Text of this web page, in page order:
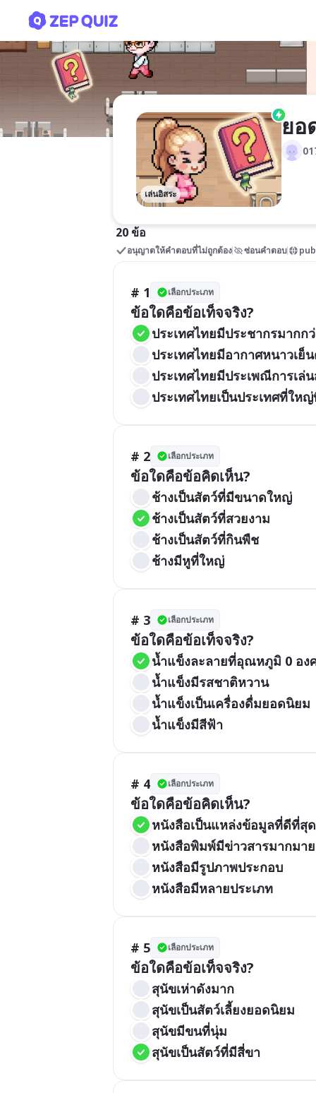
เล่นอิสระ
ยอ
20 ข้อ
อนุญาตให้คำตอบที่ไม่ถูกต้อง ซ่อนคำตอบ
# 1 เลือกประเภท
ข้อใดคือข้อเท็จจริง?
ประเทศไทยมีประชากรมากก
ประเทศไทยมีอากาศหนาวเย็
ประเทศไทยมีประเพณีการเล่
ประเทศไทยเป็นประเทศที่ให
# 2 เลือกประเภท
ข้อใดคือข้อคิดเห็น?
ช้างเป็นสัตว์ที่มีขนาดใหญ่
ช้างเป็นสัตว์ที่สวยงาม
ช้างเป็นสัตว์ที่กินพืช
ช้างมีหูที่ใหญ่
# 3 เลือกประเภท
ข้อใดคือข้อเท็จจริง?
น้ำแข็งละลายที่อุณหภูมิ 0 อง
น้ำแข็งมีรสชาติหวาน
น้ำแข็งเป็นเครื่องดื่มยอดนิยม
น้ำแข็งมีสีฟ้า
# 4 เลือกประเภท
ข้อใดคือข้อคิดเห็น?
หนังสือเป็นแหล่งข้อมูลที่ดีที่สุด
หนังสือพิมพ์มีข่าวสารมากมาย
หนังสือมีรูปภาพประกอบ
หนังสือมีหลายประเภท
# 5 เลือกประเภท
ข้อใดคือข้อเท็จจริง?
สุนัขเห่าดังมาก
สุนัขเป็นสัตว์เลี้ยงยอดนิยม
สุนัขมีขนที่นุ่ม
สุนัขเป็นสัตว์ที่มีสี่ขา